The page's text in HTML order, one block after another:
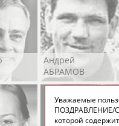
Андрей
АБРАМОВ
Уважаемые
ПОЗДРАВЛЕНИЕ/
которой